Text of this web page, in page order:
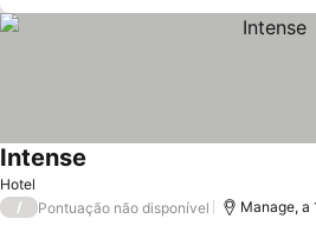
Hotel
Intense
/ Pontuação não disponível Manage, a